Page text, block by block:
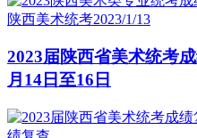
陕西美术统考2023/1/13
2023届陕西省美术统考
月14日至16日